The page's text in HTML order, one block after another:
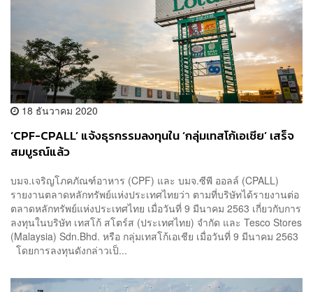
18 ธันวาคม 2020
‘CPF-CPALL’ แจ้งธุรกรรมลงทุนใน ‘กลุ่มเทสโก้เอเชีย’ เสร็จ
สมบูรณ์แล้ว
บมจ.เจริญโภคภัณฑ์อาหาร (CPF) และ บมจ.ซีพี ออลล์ (CPALL)
รายงานตลาดหลักทรัพย์แห่งประเทศไทยว่า ตามที่บริษัทได้รายงานต่อ
ตลาดหลักทรัพย์แห่งประเทศไทย เมื่อวันที่ 9 มีนาคม 2563 เกี่ยวกับการ
ลงทุนในบริษัท เทสโก้ สโตร์ส (ประเทศไทย) จำกัด และ Tesco Stores
(Malaysia) Sdn.Bhd. หรือ กลุ่มเทสโก้เอเชีย เมื่อวันที่ 9 มีนาคม 2563
โดยการลงทุนดังกล่าวเป็...